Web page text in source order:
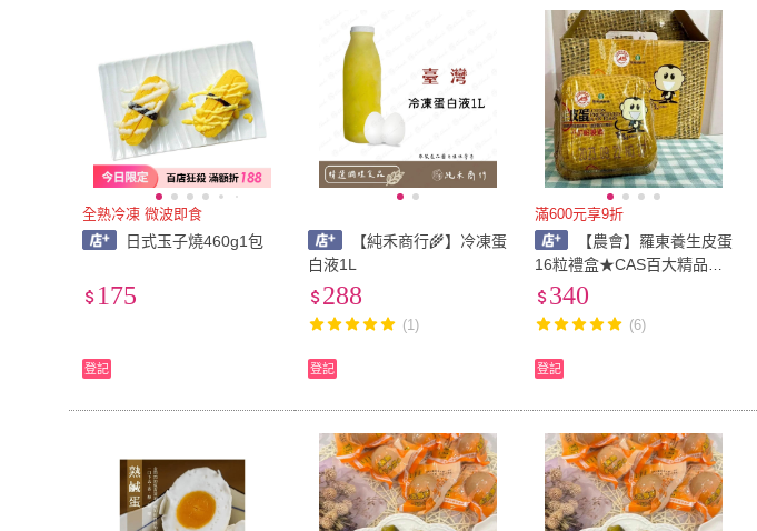
全熟冷凍 微波即食
日式玉子燒460g1包
175
登記
【純禾商行🌾】冷凍蛋
白液1L
288
(1)
登記
滿600元享9折
【農會】羅東養生皮蛋
16粒禮盒★CAS百大精品★
農會好物★
340
(6)
登記